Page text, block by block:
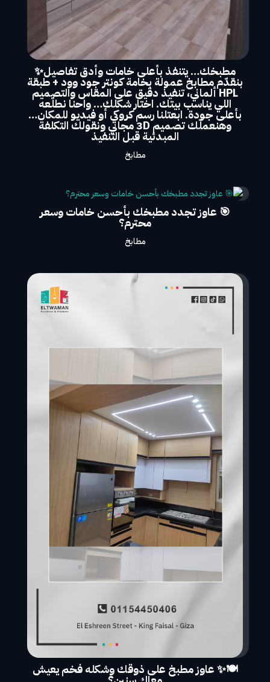
مطبخك… يتنفذ بأعلى خامات وأدق تفاصيل✨
بنقدّم مطابخ عمولة بخامة كونتر جود وود + طبقة
HPL ألماني، تنفيذ دقيق على المقاس والتصميم
اللي يناسب بيتك. اختار شكلك… واحنا نطلّعه
بأعلى جودة. ابعتلنا رسم كروكي أو فيديو للمكان…
وهنعملّك تصميم 3D مجاني ونقولك التكلفة
المبدئية قبل التنفيذ
مطابخ
🎯 عاوز تجدد مطبخك بأحسن خامات وسعر
محترم؟
مطابخ
🍽️✨ عاوز مطبخ على ذوقك وشكله فخم يعيش